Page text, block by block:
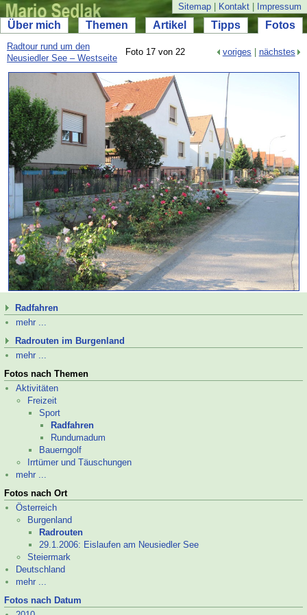
Sitemap Kontakt Impressum
Über mich Themen Artikel Tipps Fotos
Radtour rund um den
Neusiedler See – Westseite
Foto 17 von 22 voriges nächstes
Radfahren
mehr ...
Radrouten im Burgenland
mehr ...
Fotos nach Themen
Aktivitäten
Freizeit
Sport
Radfahren
Rund­uma­dum
Bauerngolf
Irrtümer und Täuschungen
mehr ...
Fotos nach Ort
Österreich
Burgenland
Radrouten
29.1.2006: Eislaufen am Neusiedler See
Steiermark
Deutschland
mehr ...
Fotos nach Datum